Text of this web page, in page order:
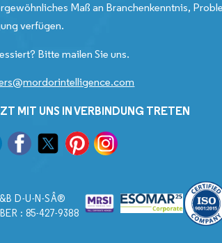
Maß an Branchenkenntnis,
verfügen.
Bitte mailen Sie uns.
MIT UNS IN VERBINDUNG TRETEN
D-U-N-SÂ®
: 85-427-9388